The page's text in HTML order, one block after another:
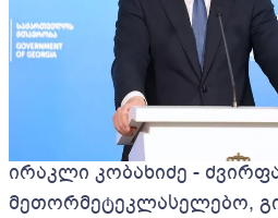
ირაკლი კობახიძე -
მეთორმეტეკლასელებო,